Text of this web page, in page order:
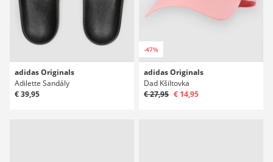
adidas Originals
Adilette Sandály
€ 39,95
-47%
adidas Originals
Dad Kšiltovka
€ 27,95 € 14,95